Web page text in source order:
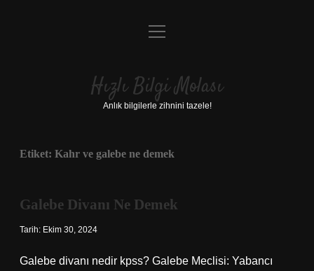
Anasayfa
Yasal Uyarı
menüyü
Hızlı Bilgi Molası
Anlık bilgilerle zihnini tazele!
Etiket: Kahr ve galebe ne demek
Galebe Divanı Ne Demek
Tarih: Ekim 30, 2024
Galebe divanı nedir kpss? Galebe Meclisi: Yabancı